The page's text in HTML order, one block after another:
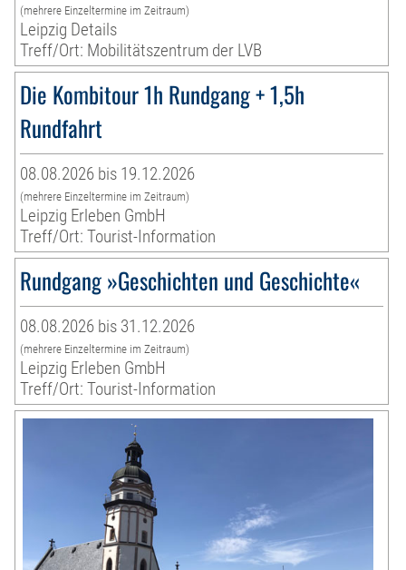
(mehrere Einzeltermine im Zeitraum)
Leipzig Details
Treff/Ort: Mobilitätszentrum der LVB
Die Kombitour 1h Rundgang + 1,5h
Rundfahrt
08.08.2026 bis 19.12.2026
(mehrere Einzeltermine im Zeitraum)
Leipzig Erleben GmbH
Treff/Ort: Tourist-Information
Rundgang »Geschichten und Geschichte«
08.08.2026 bis 31.12.2026
(mehrere Einzeltermine im Zeitraum)
Leipzig Erleben GmbH
Treff/Ort: Tourist-Information